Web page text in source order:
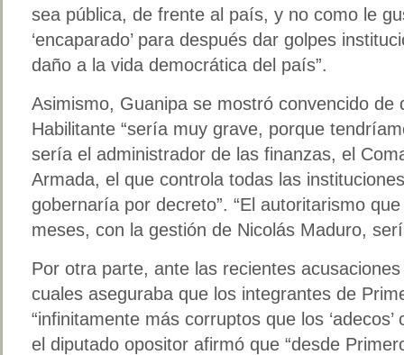
sea pública, de frente al país, y no como le
‘encaparado’ para después dar golpes
daño a la vida democrática del país”.
Asimismo, Guanipa se mostró convencido de
Habilitante “sería muy grave, porque
sería el administrador de las finanzas, el
Armada, el que controla todas las
gobernaría por decreto”. “El autoritarismo
meses, con la gestión de Nicolás Maduro,
Por otra parte, ante las recientes
cuales aseguraba que los integrantes de
“infinitamente más corruptos que los
el diputado opositor afirmó que “desde